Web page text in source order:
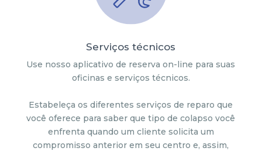
Serviços técnicos
Use nosso aplicativo de reserva on-line para suas
oficinas e serviços técnicos.
Estabeleça os diferentes serviços de reparo que
você oferece para saber que tipo de colapso você
enfrenta quando um cliente solicita um
compromisso anterior em seu centro e, assim,